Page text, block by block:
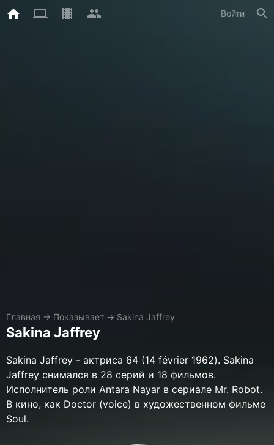
Войти
Главная → Показывает → Sakina Jaffrey
Sakina Jaffrey
Sakina Jaffrey - актриса 64 (14 février 1962). Sakina
Jaffrey снимался в 28 серий и 18 фильмов.
Исполнитель роли Antara Nayar в сериале Mr. Robot.
В кино, как Doctor (voice) в художественном фильме
Soul.